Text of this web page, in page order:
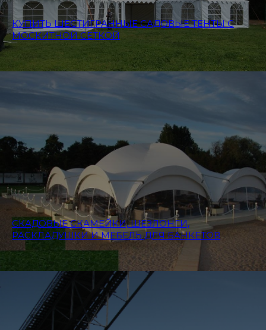
КУПИТЬ ШЕСТИГРАННЫЕ САДОВЫЕ ТЕНТЫ С
МОСКИТНОЙ СЕТКОЙ
СКАДОВЫЕ СКАМЕЙКИ, ШЕЗЛОНГИ,
РАСКЛАДУШКИ И МЕБЕЛЬ ДЛЯ БАНКЕТОВ